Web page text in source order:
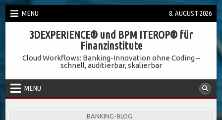
Skip
to
MENU 8. AUGUST 2026
3DEXPERIENCE® und BPM ITEROP® für
Finanzinstitute
Cloud Workflows: Banking-Innovation ohne Coding –
schnell, auditierbar, skalierbar
MENU
POSTED
BANKING-BLOG